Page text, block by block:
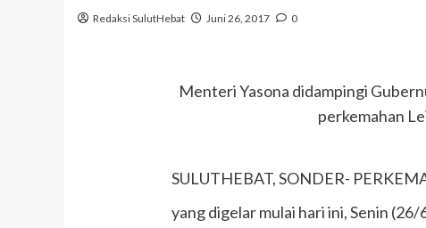
Redaksi SulutHebat Juni 26, 2017 0
Menteri Yasona didampingi
perkemahan
SULUTHEBAT, SONDER-
yang digelar mulai hari ini, Senin